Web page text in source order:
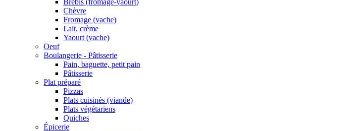
Brebis (fromage-yaourt)
Chèvre
Fromage (vache)
Lait, crème
Yaourt (vache)
Oeuf
Boulangerie - Pâtisserie
Pain, baguette, petit pain
Pâtisserie
Plat préparé
Pizzas
Plats cuisinés (viande)
Plats végétariens
Quiches
Épicerie